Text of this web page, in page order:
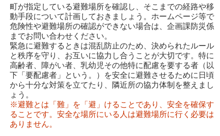
ジ
で
開
き
ま
す
ペ
ー
ジ
で
開
き
町が指定している避難場所を確認し、そこまでの経路や移
動手段について計画しておきましょう。ホームページ等で
危険性や避難場所の確認ができない場合は、企画課防災係
までお問い合わせください。
緊急に避難するときは混乱防止のため、決められたルール
と秩序を守り、お互いに協力し合うことが大切です。特に
高齢者、障がい者、乳幼児その他特に配慮を要する者（以
下「要配慮者」という。）を安全に避難させるために日頃
から十分な対策を立てたり、隣近所の協力体制を整えまし
ょう。
※避難とは「難」を「避」けることであり、安全を確保す
ることです。安全な場所にいる人は避難場所に行く必要は
ありません。